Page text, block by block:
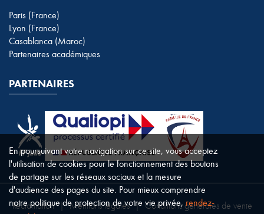
Paris (France)
Lyon (France)
Casablanca (Maroc)
Partenaires académiques
PARTENAIRES
Réclamation | Mentions légales | Conditions générales de vente
En poursuivant votre navigation sur ce site, vous acceptez
l'utilisation de cookies pour le fonctionnement des boutons
de partage sur les réseaux sociaux et la mesure
d'audience des pages du site. Pour mieux comprendre
notre politique de protection de votre vie privée,rendez-